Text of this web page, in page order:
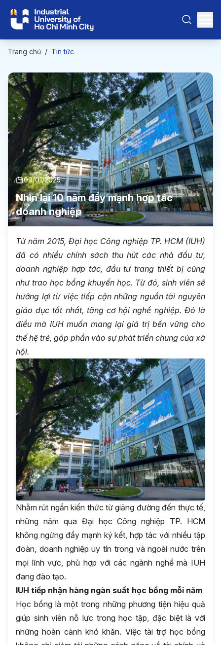
Trang chủ / Tin tức
09/01/2025
Nhìn lại 10 năm đẩy mạnh hợp tác
doanh nghiệp
Từ năm 2015, Đại học Công nghiệp TP. HCM (IUH)
đã có nhiều chính sách thu hút các nhà đầu tư,
doanh nghiệp hợp tác, đầu tư trang thiết bị cũng
như trao học bổng khuyến học. Từ đó, sinh viên sẽ
hưởng lợi từ việc tiếp cận những nguồn tài nguyên
giáo dục tốt nhất, tăng cơ hội nghề nghiệp. Đó là
điều mà IUH muốn mang lại giá trị bền vững cho
thế hệ trẻ, góp phần vào sự phát triển chung của xã
hội.
Nhằm rút ngắn kiến thức từ giảng đường đến thực tế,
những năm qua Đại học Công nghiệp TP. HCM
không ngừng đẩy mạnh ký kết, hợp tác với nhiều tập
đoàn, doanh nghiệp uy tín trong và ngoài nước trên
mọi lĩnh vực, phù hợp với các ngành nghề mà IUH
đang đào tạo.
IUH tiếp nhận hàng ngàn suất học bổng mỗi năm
Học bổng là một trong những phương tiện hiệu quả
giúp sinh viên nỗ lực trong học tập, đặc biệt là với
những hoàn cảnh khó khăn. Việc tài trợ học bổng